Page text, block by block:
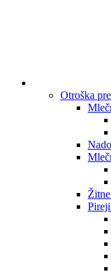
Otroška